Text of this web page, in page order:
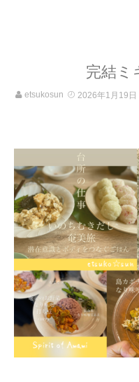
完結
etsukosun 2026年1月19日